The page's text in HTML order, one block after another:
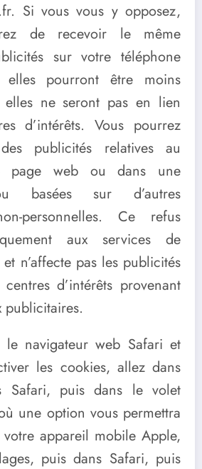
Si vous vous y opposez,
de recevoir le même
sur votre téléphone
elles pourront être moins
elles ne seront pas en lien
d’intérêts. Vous pourrez
publicités relatives au
page web ou dans une
basées sur d’autres
personnelles. Ce refus
aux services de
n’affecte pas les publicités
d’intérêts provenant
publicitaires.
le navigateur web Safari et
les cookies, allez dans
Safari, puis dans le volet
une option vous permettra
appareil mobile Apple,
puis dans Safari, puis